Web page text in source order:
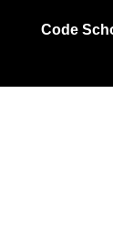
Code